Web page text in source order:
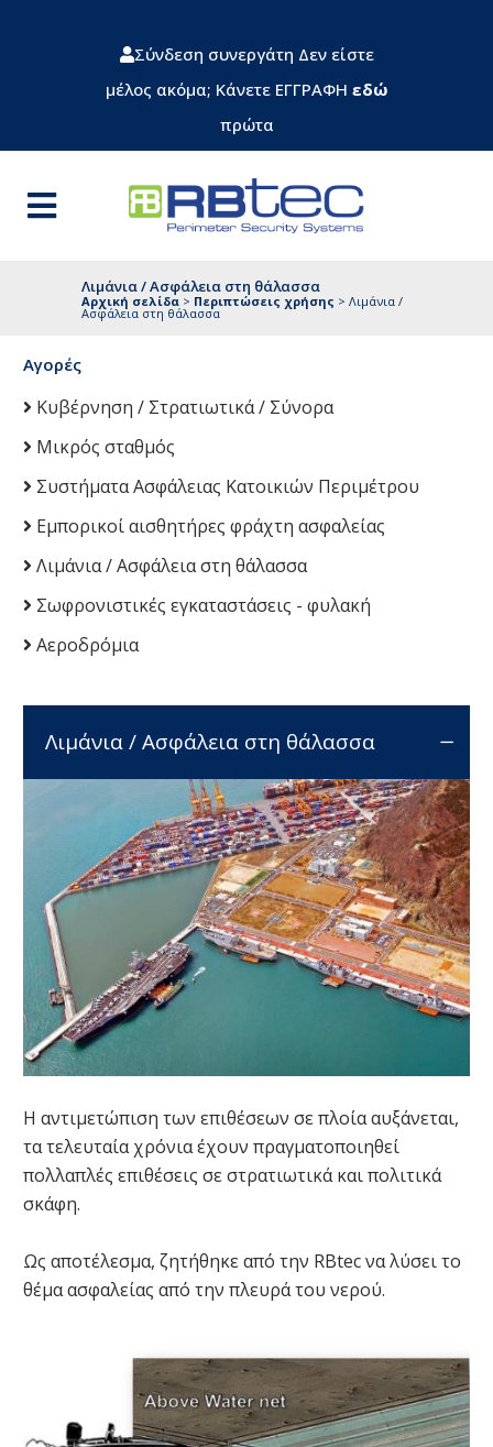
Σύνδεση συνεργάτη Δεν είστε
μέλος ακόμα; Κάνετε ΕΓΓΡΑΦΗ εδώ
πρώτα
Λιμάνια / Ασφάλεια στη θάλασσα
Αρχική σελίδα > Περιπτώσεις χρήσης > Λιμάνια /
Ασφάλεια στη θάλασσα
Αγορές
Κυβέρνηση / Στρατιωτικά / Σύνορα
Μικρός σταθμός
Συστήματα Ασφάλειας Κατοικιών Περιμέτρου
Εμπορικοί αισθητήρες φράχτη ασφαλείας
Λιμάνια / Ασφάλεια στη θάλασσα
Σωφρονιστικές εγκαταστάσεις - φυλακή
Αεροδρόμια
Λιμάνια / Ασφάλεια στη θάλασσα
Η αντιμετώπιση των επιθέσεων σε πλοία αυξάνεται,
τα τελευταία χρόνια έχουν πραγματοποιηθεί
πολλαπλές επιθέσεις σε στρατιωτικά και πολιτικά
σκάφη.
Ως αποτέλεσμα, ζητήθηκε από την RBtec να λύσει το
θέμα ασφαλείας από την πλευρά του νερού.